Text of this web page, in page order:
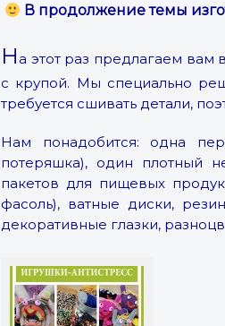
В продолжение темы
На этот раз предлагаем вам
с крупой. Мы специально
требуется сшивать детали,
Нам понадобится: одна
потеряшка), один плотный
пакетов для пищевых
фасоль), ватные диски,
декоративные глазки,